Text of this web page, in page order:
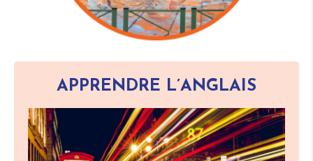
APPRENDRE L’ANGLAIS